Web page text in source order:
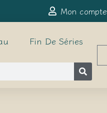
Mon compte
Fin De Séries